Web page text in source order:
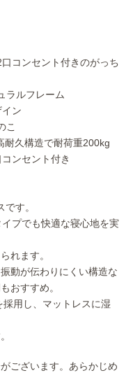
コンセント付きのがっち
ラルフレーム
ン
こ
耐久構造で耐荷重200kg
ンセント付き
す。
プでも快適な寝心地を実
れます。
動が伝わりにくい構造な
おすすめ。
用し、マットレスに湿
ございます。あらかじめ